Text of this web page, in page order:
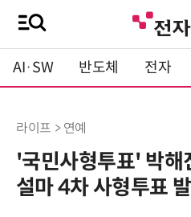
AI·SW 반도체 전자
라이프 > 연예
'국민사형투표' 박해
설마 4차 사형투표